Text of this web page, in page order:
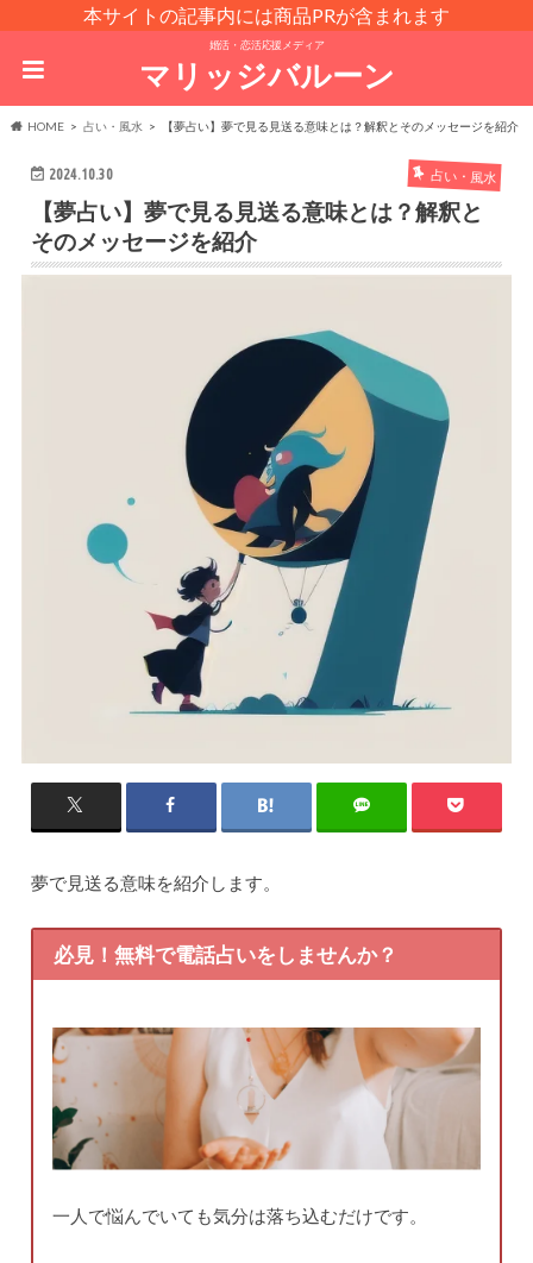
本サイトの記事内には商品PRが含まれます
婚活・恋活応援メディア
マリッジバルーン
HOME 占い・風水 【夢占い】夢で見る見送る意味とは？解釈とそのメッセージを紹介
2024.10.30 占い・風水
【夢占い】夢で見る見送る意味とは？解釈と
そのメッセージを紹介
夢で見送る意味を紹介します。
必見！無料で電話占いをしませんか？
一人で悩んでいても気分は落ち込むだけです。